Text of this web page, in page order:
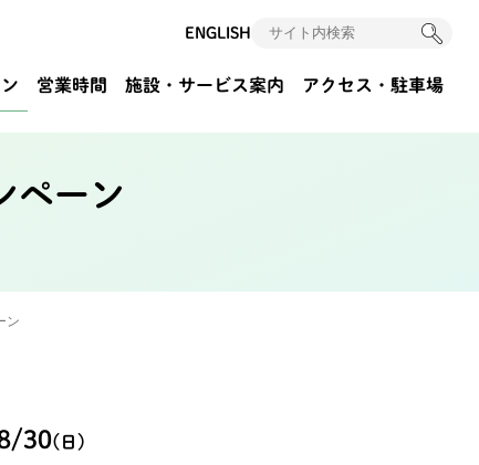
ENGLISH
営業時間 施設・サービス案内 アクセス ・駐車場
ペーン
ン
30(日)